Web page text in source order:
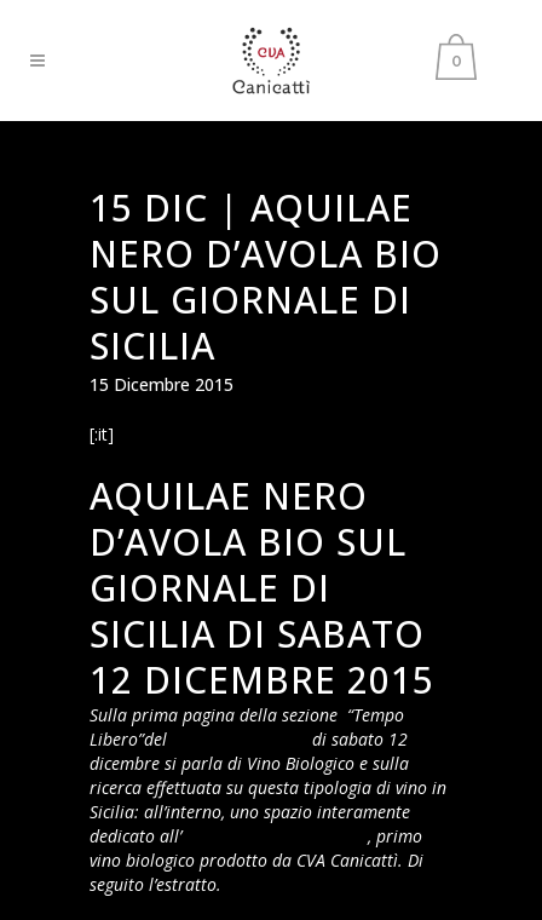
0
15 DIC | AQUILAE
NERO D’AVOLA BIO
SUL GIORNALE DI
SICILIA
15 Dicembre 2015
[:it]
AQUILAE NERO
D’AVOLA BIO SUL
GIORNALE DI
SICILIA DI SABATO
12 DICEMBRE 2015
Sulla prima pagina della sezione “Tempo
Libero”del
di sabato 12
dicembre si parla di Vino Biologico e sulla
ricerca effettuata su questa tipologia di vino in
Sicilia: all’interno, uno spazio interamente
dedicato all’Aquilae Nero d’Avola Bio , primo
vino biologico prodotto da CVA Canicattì. Di
seguito l’estratto.